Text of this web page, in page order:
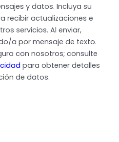
y datos. Incluya su
recibir actualizaciones e
servicios. Al enviar,
a por mensaje de texto.
con nosotros; consulte
de datos.